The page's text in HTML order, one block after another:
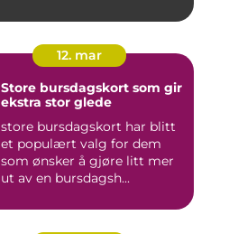
12. mar
Store bursdagskort som gir
ekstra stor glede
store bursdagskort har blitt
et populært valg for dem
som ønsker å gjøre litt mer
ut av en bursdagsh...